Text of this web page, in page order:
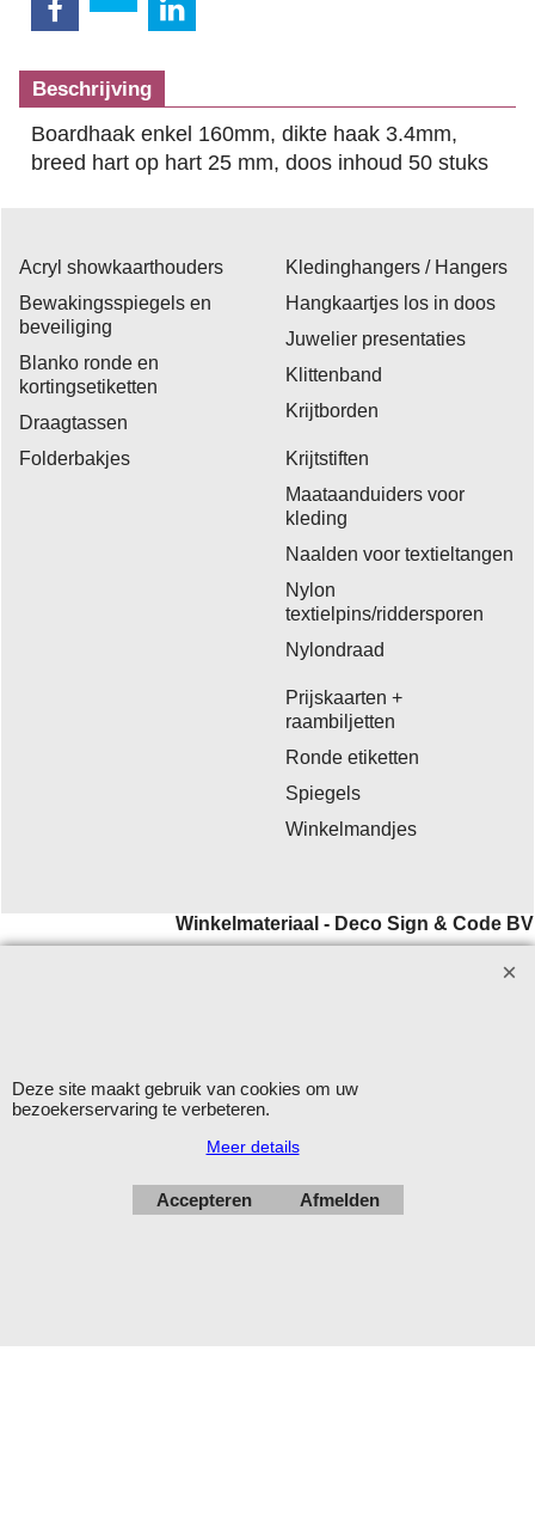
Beschrijving
Boardhaak enkel 160mm, dikte haak 3.4mm,
breed hart op hart 25 mm, doos inhoud 50 stuks
Acryl showkaarthouders
Bewakingsspiegels en
beveiliging
Blanko ronde en
kortingsetiketten
Draagtassen
Folderbakjes
Kledinghangers / Hangers
Hangkaartjes los in doos
Juwelier presentaties
Klittenband
Krijtborden
Krijtstiften
Maataanduiders voor
kleding
Naalden voor textieltangen
Nylon
textielpins/riddersporen
Nylondraad
Prijskaarten +
raambiljetten
Ronde etiketten
Spiegels
Winkelmandjes
Winkelmateriaal - Deco Sign & Code BV
Deze site maakt gebruik van cookies om uw
bezoekerservaring te verbeteren.
Meer details
Accepteren Afmelden